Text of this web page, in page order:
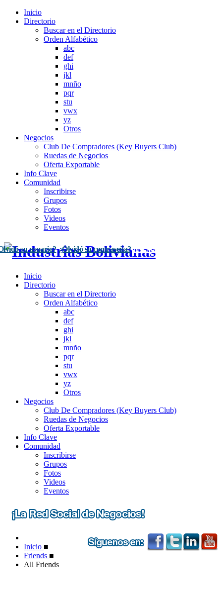
Inicio
Directorio
Buscar en el Directorio
Orden Alfabético
abc
def
ghi
jkl
mnño
pqr
stu
vwx
yz
Otros
Negocios
Club De Compradores (Key Buyers Club)
Ruedas de Negocios
Oferta Exportable
Info Clave
Comunidad
Inscribirse
Grupos
Fotos
Videos
Eventos
su usuario? ¿Olvidó su contraseña? Inscríbase Aquí
Inicio
Directorio
Buscar en el Directorio
Orden Alfabético
abc
def
ghi
jkl
mnño
pqr
stu
vwx
yz
Otros
Negocios
Club De Compradores (Key Buyers Club)
Ruedas de Negocios
Oferta Exportable
Info Clave
Comunidad
Inscribirse
Grupos
Fotos
Videos
Eventos
Inicio ■
Friends ■
All Friends